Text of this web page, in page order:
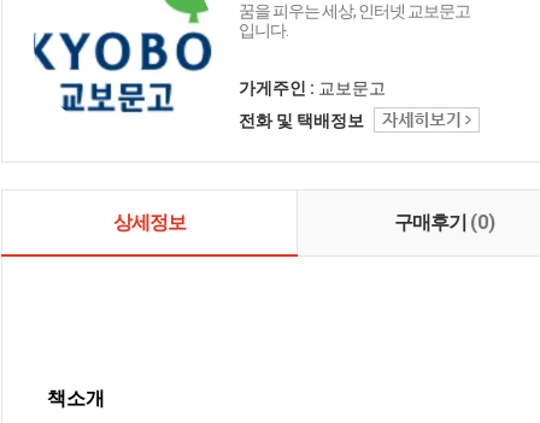
꿈을 피우는 세상, 인터넷 교보문고
입니다.
가게주인 : 교보문고
전화 및 택배정보
상세정보 구매후기 (0)
책소개